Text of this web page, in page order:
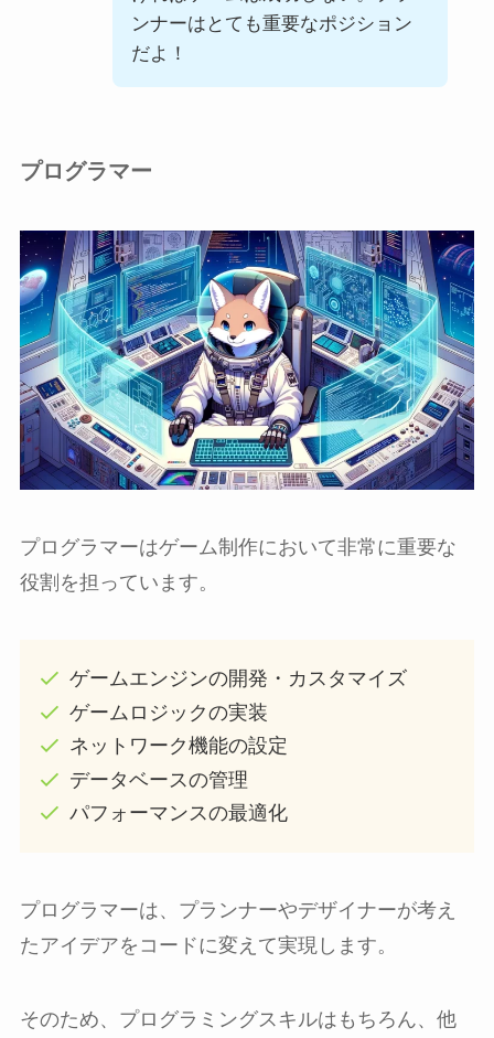
ンナーはとても重要なポジション
だよ！
プログラマー
プログラマーはゲーム制作において非常に重要な
役割を担っています。
ゲームエンジンの開発・カスタマイズ
ゲームロジックの実装
ネットワーク機能の設定
データベースの管理
パフォーマンスの最適化
プログラマーは、プランナーやデザイナーが考え
たアイデアをコードに変えて実現します。
そのため、プログラミングスキルはもちろん、他